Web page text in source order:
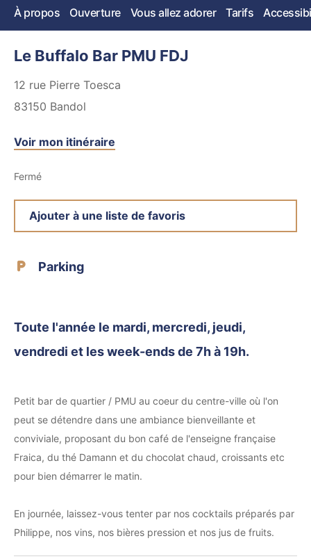
À propos Ouverture Vous allez adorer Tarifs
Le Buffalo Bar PMU FDJ
12 rue Pierre Toesca
83150 Bandol
Voir mon itinéraire
Fermé
Ajouter à une liste de favoris
Parking
Toute l'année le mardi, mercredi, jeudi,
vendredi et les week-ends de 7h à 19h.
Petit bar de quartier / PMU au coeur du centre-ville où l'on
peut se détendre dans une ambiance bienveillante et
conviviale, proposant du bon café de l'enseigne française
Fraica, du thé Damann et du chocolat chaud, croissants etc
pour bien démarrer le matin.
En journée, laissez-vous tenter par nos cocktails préparés par
Philippe, nos vins, nos bières pression et nos jus de fruits.